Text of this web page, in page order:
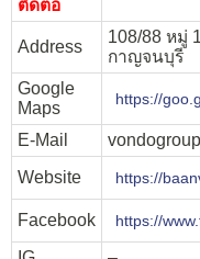
ติดต่อ
Address
108/88 หมู่
กาญจนบุรี
Google
Maps
https://
E-Mail
Website
https://
Facebook https://